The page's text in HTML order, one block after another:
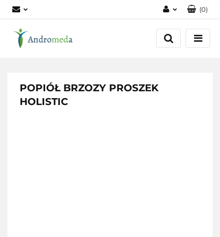
Zaloguj się
Zarejestruj się
(0)
POPIÓŁ BRZOZY PROSZEK
HOLISTIC